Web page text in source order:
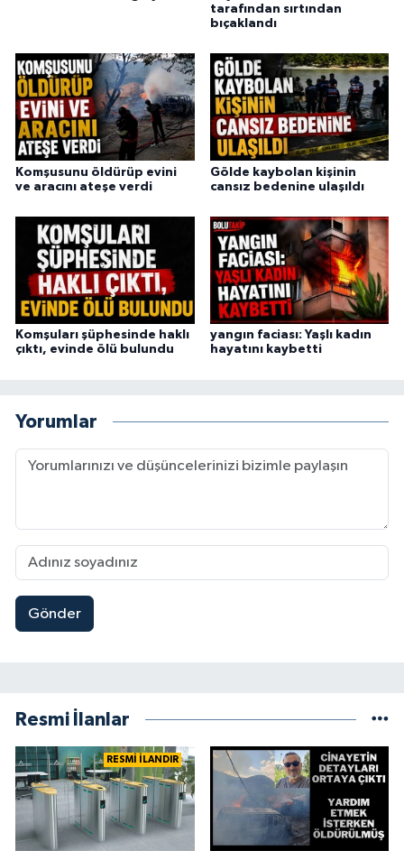
tarafından sırtından
bıçaklandı
Komşusunu öldürüp evini
ve aracını ateşe verdi
Gölde kaybolan kişinin
cansız bedenine ulaşıldı
Komşuları şüphesinde haklı
çıktı, evinde ölü bulundu
yangın faciası: Yaşlı kadın
hayatını kaybetti
Yorumlar
Gönder
Resmi İlanlar
RESMİ İLANDIR